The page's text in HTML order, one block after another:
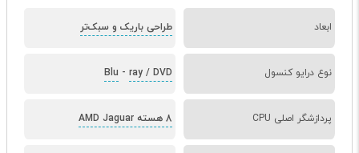
ابعاد طراحی باریک و سبک‌تر
نوع درایو کنسول Blu - ray / DVD
پردازشگر اصلی CPU 8 هسته AMD Jaguar